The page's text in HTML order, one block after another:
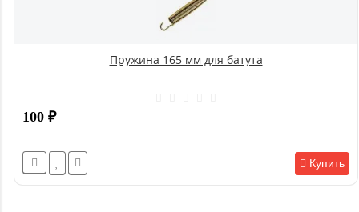
Пружина 165 мм для батута
100 ₽
Купить